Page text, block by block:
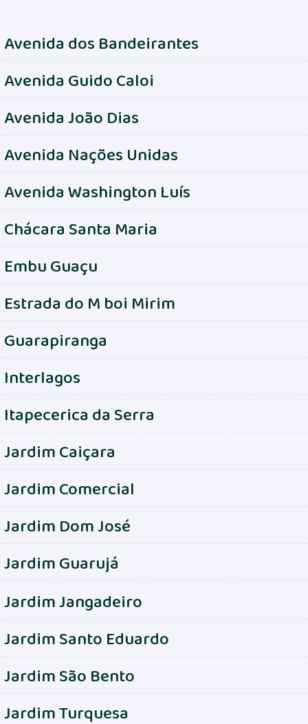
Avenida dos Bandeirantes
Avenida Guido Caloi
Avenida João Dias
Avenida Nações Unidas
Avenida Washington Luís
Chácara Santa Maria
Embu Guaçu
Estrada do M boi Mirim
Guarapiranga
Interlagos
Itapecerica da Serra
Jardim Caiçara
Jardim Comercial
Jardim Dom José
Jardim Guarujá
Jardim Jangadeiro
Jardim Santo Eduardo
Jardim São Bento
Jardim Turquesa